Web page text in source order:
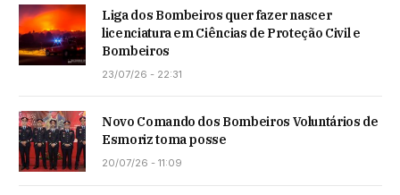
Liga dos Bombeiros quer fazer nascer
licenciatura em Ciências de Proteção Civil e
Bombeiros
23/07/26 - 22:31
Novo Comando dos Bombeiros Voluntários de
Esmoriz toma posse
20/07/26 - 11:09